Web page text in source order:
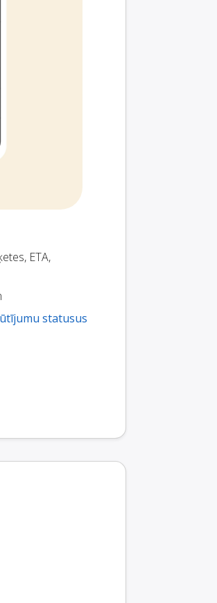
ETA,
statusus